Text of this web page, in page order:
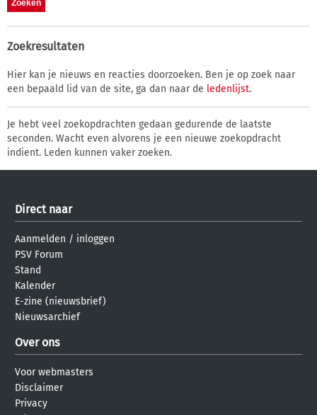
Zoekresultaten
Hier kan je nieuws en reacties doorzoeken. Ben je op zoek naar
een bepaald lid van de site, ga dan naar de ledenlijst.
Je hebt veel zoekopdrachten gedaan gedurende de laatste
seconden. Wacht even alvorens je een nieuwe zoekopdracht
indient. Leden kunnen vaker zoeken.
Direct naar
Aanmelden / inloggen
PSV Forum
Stand
Kalender
E-zine (nieuwsbrief)
Nieuwsarchief
Over ons
Voor webmasters
Disclaimer
Privacy